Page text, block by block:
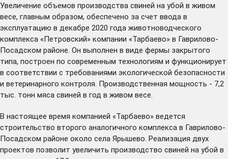
Увеличение объемов производства свиней на убой в живом
весе, главным образом, обеспечено за счет ввода в
эксплуатацию в декабре 2020 года животноводческого
комплекса «Петровский» компании «Тарбаево» в Гаврилово-
Посадском районе. Он выполнен в виде фермы закрытого
типа, построен по современным технологиям и функционирует
в соответствии с требованиями экологической безопасности
и ветеринарного контроля. Производственная мощность - 7,2
тыс. тонн мяса свиней в год в живом весе.
В настоящее время компанией «Тарбаево» ведется
строительство второго аналогичного комплекса в Гаврилово-
Посадском районе около села Ярышево. Реализация двух
проектов позволит увеличить производство свиней на убой в